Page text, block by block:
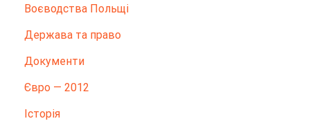
Воєводства Польщі
Держава та право
Документи
Євро — 2012
Історія